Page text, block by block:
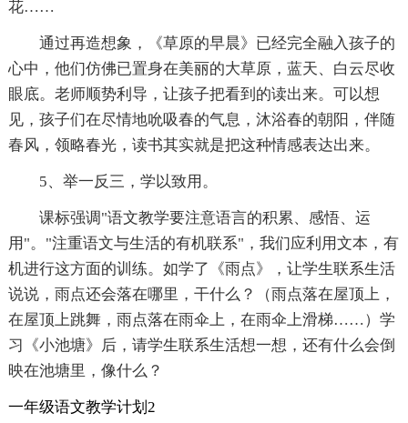
花……
通过再造想象，《草原的早晨》已经完全融入孩子的
心中，他们仿佛已置身在美丽的大草原，蓝天、白云尽收
眼底。老师顺势利导，让孩子把看到的读出来。可以想
见，孩子们在尽情地吮吸春的气息，沐浴春的朝阳，伴随
春风，领略春光，读书其实就是把这种情感表达出来。
5、举一反三，学以致用。
课标强调"语文教学要注意语言的积累、感悟、运
用"。"注重语文与生活的有机联系"，我们应利用文本，有
机进行这方面的训练。如学了《雨点》，让学生联系生活
说说，雨点还会落在哪里，干什么？（雨点落在屋顶上，
在屋顶上跳舞，雨点落在雨伞上，在雨伞上滑梯……）学
习《小池塘》后，请学生联系生活想一想，还有什么会倒
映在池塘里，像什么？
一年级语文教学计划2